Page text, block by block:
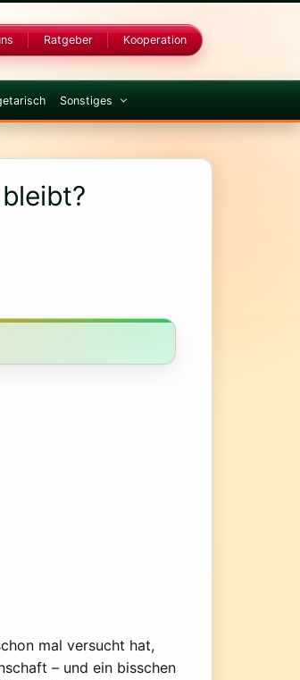
Ratgeber Kooperation
Sonstiges
mal versucht hat,
– und ein bisschen